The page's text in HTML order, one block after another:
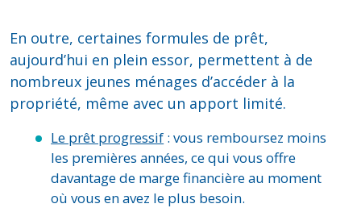
En outre, certaines formules de prêt,
aujourd’hui en plein essor, permettent à de
nombreux jeunes ménages d’accéder à la
propriété, même avec un apport limité.
Le prêt progressif : vous remboursez moins
les premières années, ce qui vous offre
davantage de marge financière au moment
où vous en avez le plus besoin.